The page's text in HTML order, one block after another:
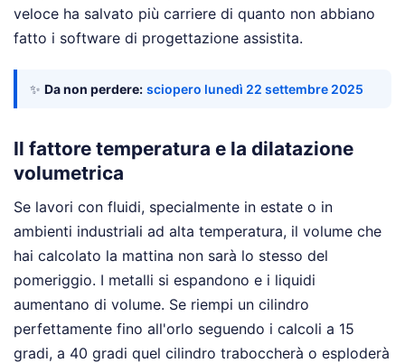
veloce ha salvato più carriere di quanto non abbiano
fatto i software di progettazione assistita.
✨ Da non perdere: sciopero lunedì 22 settembre 2025
Il fattore temperatura e la dilatazione
volumetrica
Se lavori con fluidi, specialmente in estate o in
ambienti industriali ad alta temperatura, il volume che
hai calcolato la mattina non sarà lo stesso del
pomeriggio. I metalli si espandono e i liquidi
aumentano di volume. Se riempi un cilindro
perfettamente fino all'orlo seguendo i calcoli a 15
gradi, a 40 gradi quel cilindro traboccherà o esploderà